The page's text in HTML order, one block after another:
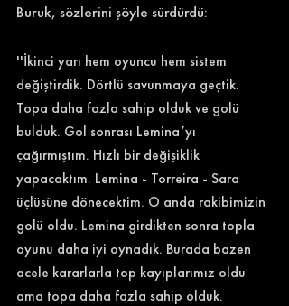
Buruk, sözlerini şöyle sürdürdü:
''İkinci yarı hem oyuncu hem sistem
değiştirdik. Dörtlü savunmaya geçtik.
Topa daha fazla sahip olduk ve golü
bulduk. Gol sonrası Lemina’yı
çağırmıştım. Hızlı bir değişiklik
yapacaktım. Lemina - Torreira - Sara
üçlüsüne dönecektim. O anda rakibimizin
golü oldu. Lemina girdikten sonra topla
oyunu daha iyi oynadık. Burada bazen
acele kararlarla top kayıplarımız oldu
ama topa daha fazla sahip olduk.